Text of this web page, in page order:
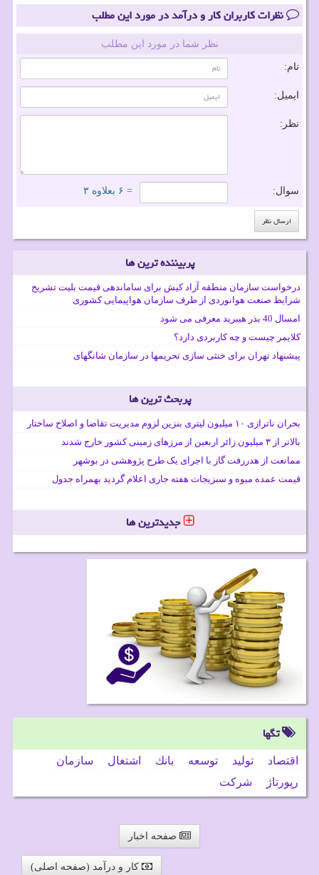
نظرات کاربران کار و درآمد در مورد این مطلب
نظر شما در مورد این مطلب
نام:
ایمیل:
نظر:
سوال: = ۶ بعلاوه ۳
پربیننده ترین ها
درخواست سازمان منطقه آزاد کیش برای ساماندهی قیمت بلیت تشریح
شرایط صنعت هوانوردی از طرف سازمان هواپیمایی کشوری
امسال 40 بذر هیبرید معرفی می شود
کلایمر چیست و چه کاربردی دارد؟
پیشنهاد تهران برای خنثی سازی تحریمها در سازمان شانگهای
پربحث ترین ها
بحران ناترازی ۱۰ میلیون لیتری بنزین لزوم مدیریت تقاضا و اصلاح ساختار
بالاتر از ۳ میلیون زائر اربعین از مرزهای زمینی کشور خارج شدند
ممانعت از هدررفت گاز با اجرای یک طرح پژوهشی در بوشهر
قیمت عمده میوه و سبزیجات هفته جاری اعلام گردید بهمراه جدول
جدیدترین ها
تگها
اقتصاد تولید توسعه بانك اشتغال
سازمان
رپورتاژ
شركت
صفحه اخبار
کار و درآمد (صفحه اصلی)